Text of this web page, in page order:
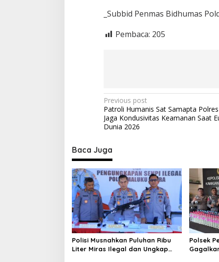
u
a
y
a
n
g
k
e
-
8
0
_Subbid Penmas Bidhumas
Pembaca: 205
P
o
s
n
a
v
i
g
a
t
i
Previous post
Patroli Humanis Sat Samapta
Jaga Kondusivitas Keamanan Saat
Dunia 2026
Baca Juga
Polisi Musnahkan Puluhan Ribu
Liter Miras Ilegal dan Ungkap
Polsek